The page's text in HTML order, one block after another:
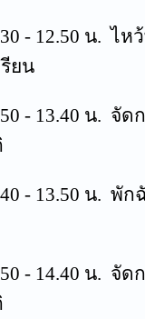
- 12.50 น. ไห
ยน
- 13.40 น. จัดก
- 13.50 น. พัก
- 14.40 น. จัดก